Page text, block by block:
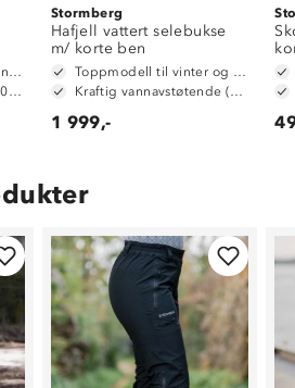
Stormberg
Hafjell vattert selebukse
m/ korte ben
1 999,-